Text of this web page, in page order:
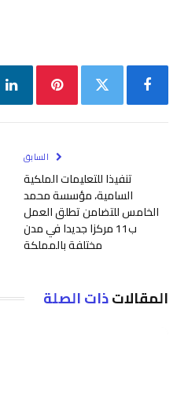
السابق
تنفيذا للتعليمات الملكية
السامية، مؤسسة محمد
الخامس للتضامن تطلق العمل
ب11 مركزا جديدا في مدن
مختلفة بالمملكة
المقالاتذات الصلة